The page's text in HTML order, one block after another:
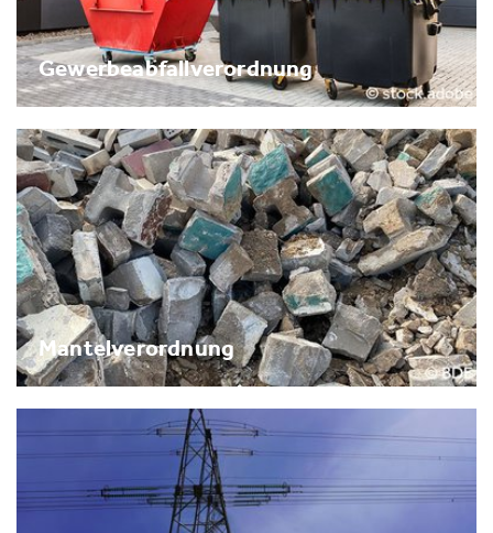
Gewerbeabfallverordnung
Mantelverordnung